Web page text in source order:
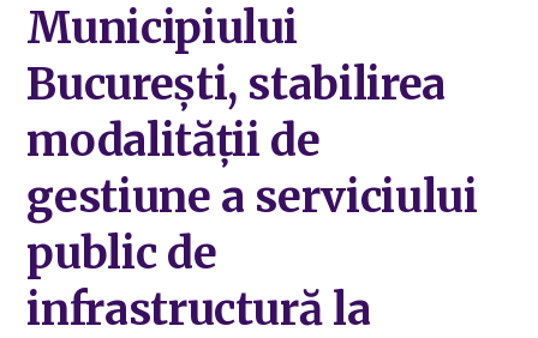
Municipiului
București, stabilirea
modalității de
gestiune a serviciului
public de
infrastructură la